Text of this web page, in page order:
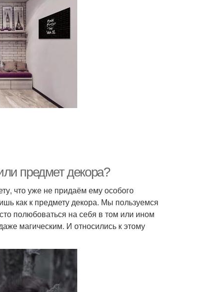
предмет декора?
что уже не придаём ему особого
как к предмету декора. Мы пользуемся
полюбоваться на себя в том или ином
магическим. И относились к этому